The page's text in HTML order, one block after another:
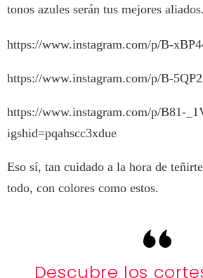
tonos azules serán tus mejores aliados.
https://www.instagram.com/p/B-
https://www.instagram.com/p/B-
https://www.instagram.com/p/B81-
igshid=pqahscc3xdue
Eso sí, tan cuidado a la hora de
todo, con colores como estos.
Descubre los